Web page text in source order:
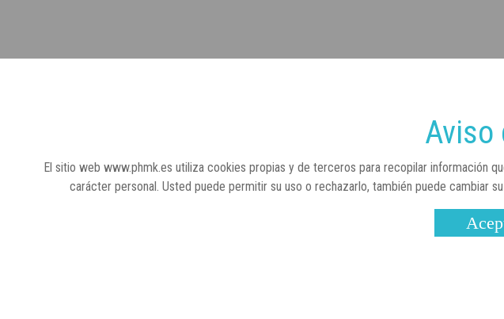
Aviso
El sitio web www.phmk.es utiliza cookies propias y de terceros para recopilar información
carácter personal. Usted puede permitir su uso o rechazarlo, también puede cambiar